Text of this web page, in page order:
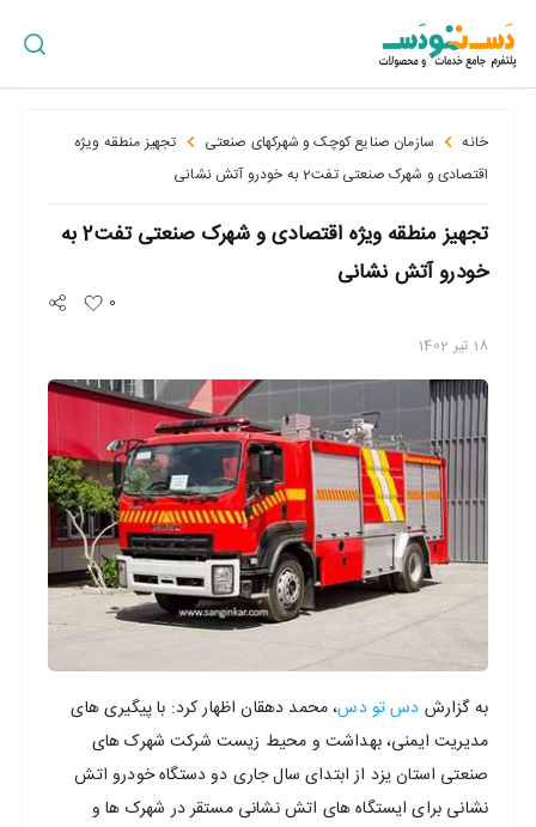
خانه سازمان صنایع کوچک و شهرکهای صنعتی
تجهیز منطقه ویژه
اقتصادی و شهرک صنعتی تفت2 به خودرو آتش نشانی
تجهیز منطقه ویژه اقتصادی و شهرک صنعتی تفت2 به
خودرو آتش نشانی
0
18 تیر 1402
به گزارش دس تو دس، محمد دهقان اظهار کرد: با پیگیری های
مدیریت ایمنی، بهداشت و محیط زیست شرکت شهرک های
صنعتی استان یزد از ابتدای سال جاری دو دستگاه خودرو اتش
نشانی برای ایستگاه های اتش نشانی مستقر در شهرک ها و
ورود
پراکندگی
جغرافیایی
نزدیک